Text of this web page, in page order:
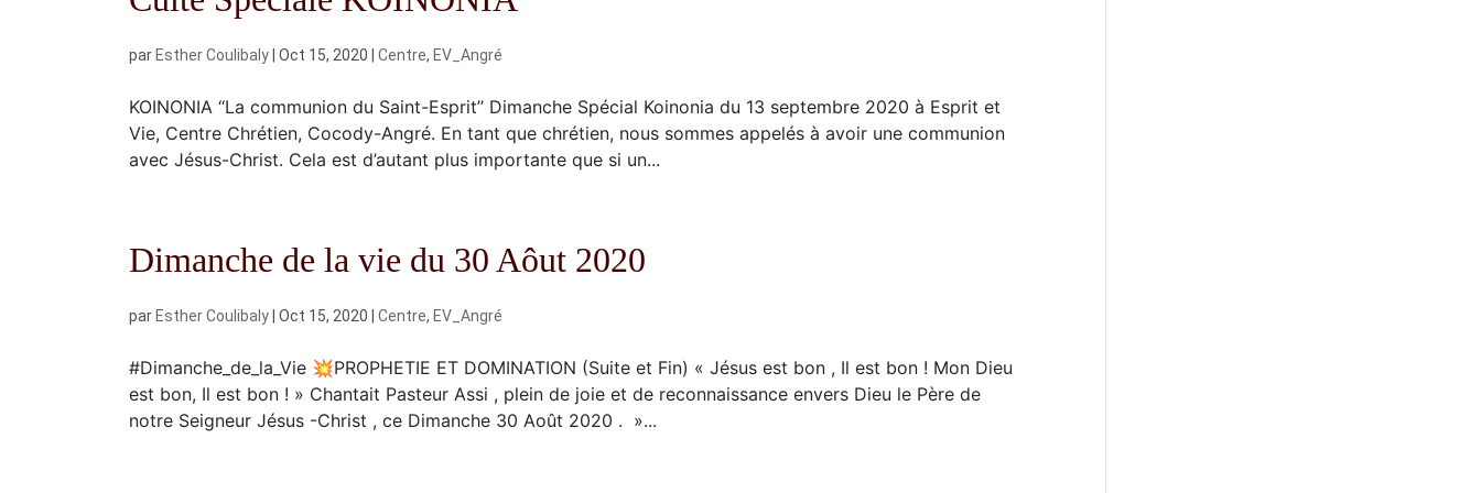
par Esther Coulibaly Oct 15, 2020 Centre, EV_Angré
KOINONIA ‘‘La communion du Saint-Esprit’’ Dimanche Spécial Koinonia du 13 septembre 2020 à Esprit et
Vie, Centre Chrétien, Cocody-Angré. En tant que chrétien, nous sommes appelés à avoir une communion
avec Jésus-Christ. Cela est d’autant plus importante que si un...
Dimanche de la vie du 30 Aôut 2020
par Esther Coulibaly Oct 15, 2020 Centre, EV_Angré
#Dimanche_de_la_Vie 💥PROPHETIE ET DOMINATION (Suite et Fin) « Jésus est bon , Il est bon ! Mon Dieu
est bon, Il est bon ! » Chantait Pasteur Assi , plein de joie et de reconnaissance envers Dieu le Père de
notre Seigneur Jésus -Christ , ce Dimanche 30 Août 2020 . »...